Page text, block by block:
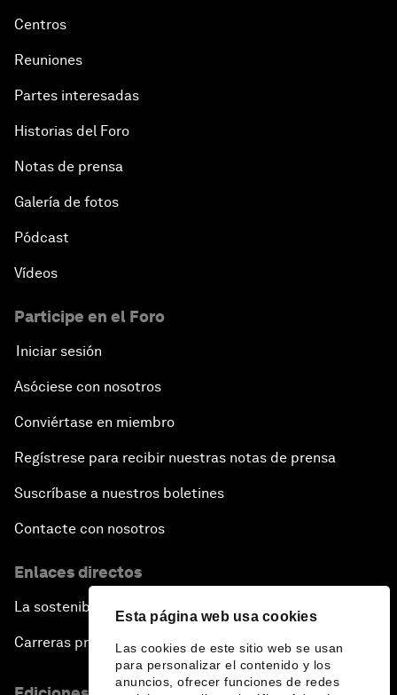
Esta página web usa cookies
Las cookies de este sitio web se usan
para personalizar el contenido y los
anuncios, ofrecer funciones de redes
Centros
Reuniones
Partes interesadas
Historias del Foro
Notas de prensa
Galería de fotos
Pódcast
Vídeos
Participe en el Foro
Iniciar sesión
Asóciese con nosotros
Conviértase en miembro
Regístrese para recibir nuestras notas de prensa
Suscríbase a nuestros boletines
Contacte con nosotros
Enlaces directos
La sostenibilidad en el Foro
Carreras profesionales